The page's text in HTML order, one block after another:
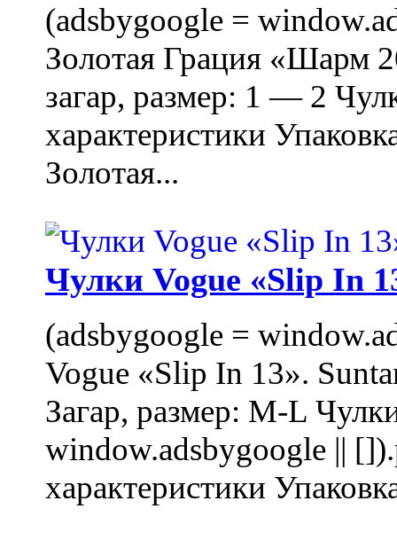
(adsbygoogle =
Золотая Грация «Шарм
загар, размер: 1 — 2
характеристики
Золотая...
Чулки Vogue «Slip In
(adsbygoogle =
Vogue «Slip In 13».
Загар, размер: M-L
window.adsbygoogle ||
характеристики